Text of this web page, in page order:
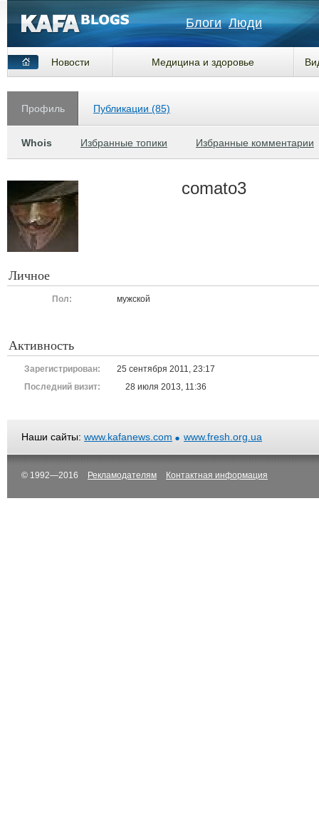
Блоги Люди
Новости Медицина и здоровье
Профиль
Whois Избранные топики Избранные комментарии
Публикации (85)
comato3
Личное
Пол: мужской
Активность
Зарегистрирован:
25 сентября 2011, 23:17
Последний визит:
28 июля 2013, 11:36
Наши сайты: www.kafanews.com www.fresh.org.ua
© 1992—2016 Рекламодателям Контактная информация